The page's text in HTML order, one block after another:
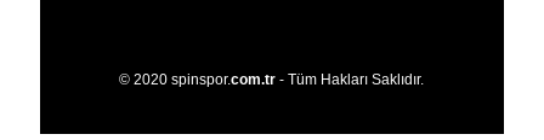
© 2020 spinspor.com.tr - Tüm Hakları Saklıdır.